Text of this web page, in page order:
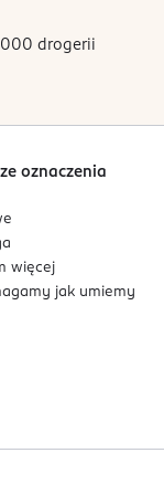
0%
drogerii
oznaczenia
więcej
jak umiemy